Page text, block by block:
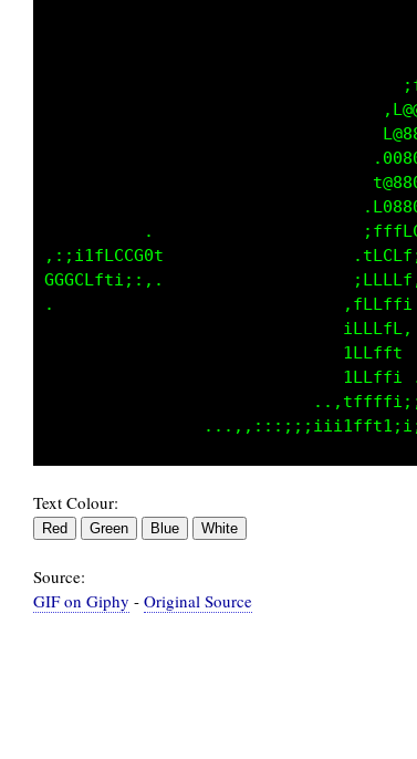
.,:;i1fLLGL
GGGGGCLfti;:
:,.                             tLt11i
Text Colour:
Source:
GIF on Giphy - Original Source